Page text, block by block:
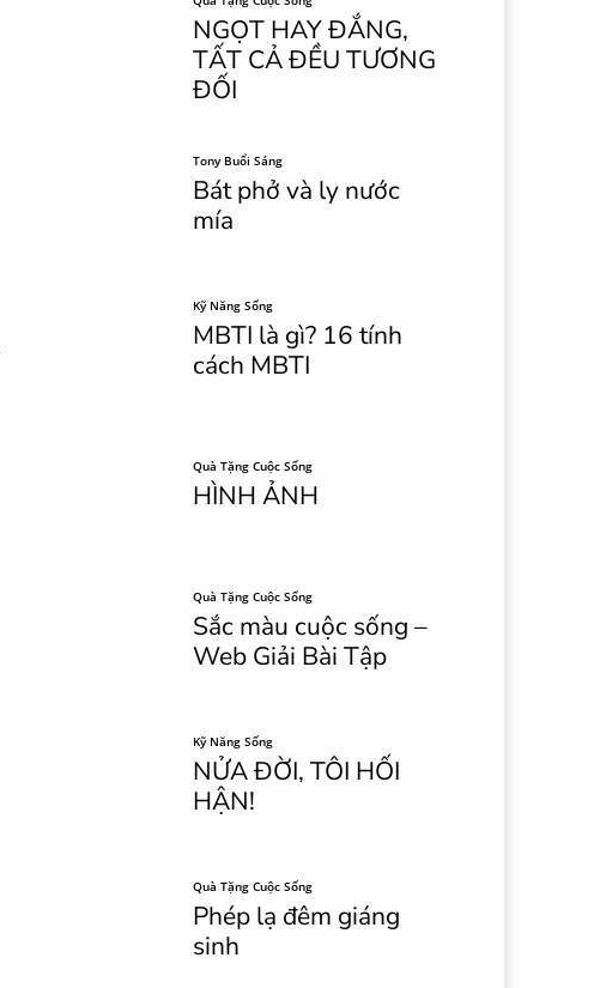
NGỌT HAY ĐẮNG,
TẤT CẢ ĐỀU TƯƠNG
ĐỐI
Tony Buổi Sáng
Bát phở và ly nước
mía
Kỹ Năng Sống
MBTI là gì? 16 tính
cách MBTI
Quà Tặng Cuộc Sống
HÌNH ẢNH
Quà Tặng Cuộc Sống
Sắc màu cuộc sống –
Web Giải Bài Tập
Kỹ Năng Sống
NỬA ĐỜI, TÔI HỐI
HẬN!
Quà Tặng Cuộc Sống
Phép lạ đêm giáng
sinh